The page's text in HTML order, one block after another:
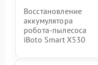
Восстановление
аккумулятора
робота-пылесоса
iBoto Smart X530